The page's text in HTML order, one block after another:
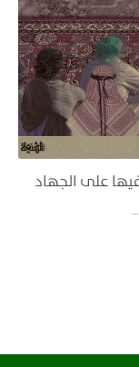
على الجهاد